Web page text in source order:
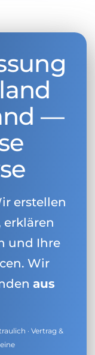
—
erstellen
erklären
und Ihre
Wir
aus
· Vertrag &